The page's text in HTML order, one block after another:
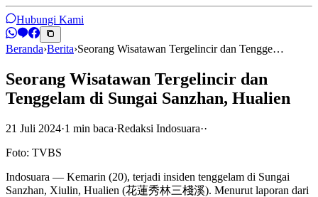
Hubungi Kami
Beranda›Berita›Seorang Wisatawan Tergelincir dan Tengge…
Seorang Wisatawan Tergelincir dan
Tenggelam di Sungai Sanzhan, Hualien
21 Juli 2024·1 min baca·Redaksi Indosuara··
Foto: TVBS
Indosuara — Kemarin (20), terjadi insiden tenggelam di Sungai
Sanzhan, Xiulin, Hualien (花蓮秀林三棧溪). Menurut laporan dari